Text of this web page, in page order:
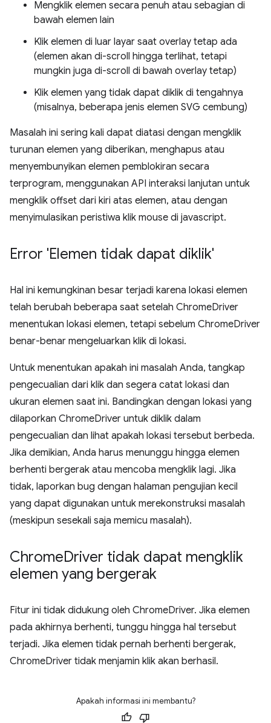
Mengklik elemen secara penuh atau sebagian di
bawah elemen lain
Klik elemen di luar layar saat overlay tetap ada
(elemen akan di-scroll hingga terlihat, tetapi
mungkin juga di-scroll di bawah overlay tetap)
Klik elemen yang tidak dapat diklik di tengahnya
(misalnya, beberapa jenis elemen SVG cembung)
Masalah ini sering kali dapat diatasi dengan mengklik
turunan elemen yang diberikan, menghapus atau
menyembunyikan elemen pemblokiran secara
terprogram, menggunakan API interaksi lanjutan untuk
mengklik offset dari kiri atas elemen, atau dengan
menyimulasikan peristiwa klik mouse di javascript.
Error 'Elemen tidak dapat diklik'
Hal ini kemungkinan besar terjadi karena lokasi elemen
telah berubah beberapa saat setelah ChromeDriver
menentukan lokasi elemen, tetapi sebelum ChromeDriver
benar-benar mengeluarkan klik di lokasi.
Untuk menentukan apakah ini masalah Anda, tangkap
pengecualian dari klik dan segera catat lokasi dan
ukuran elemen saat ini. Bandingkan dengan lokasi yang
dilaporkan ChromeDriver untuk diklik dalam
pengecualian dan lihat apakah lokasi tersebut berbeda.
Jika demikian, Anda harus menunggu hingga elemen
berhenti bergerak atau mencoba mengklik lagi. Jika
tidak, laporkan bug dengan halaman pengujian kecil
yang dapat digunakan untuk merekonstruksi masalah
(meskipun sesekali saja memicu masalah).
ChromeDriver tidak dapat mengklik
elemen yang bergerak
Fitur ini tidak didukung oleh ChromeDriver. Jika elemen
pada akhirnya berhenti, tunggu hingga hal tersebut
terjadi. Jika elemen tidak pernah berhenti bergerak,
ChromeDriver tidak menjamin klik akan berhasil.
Apakah informasi ini membantu?